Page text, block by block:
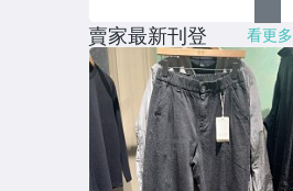
賣家最新刊登 看更多